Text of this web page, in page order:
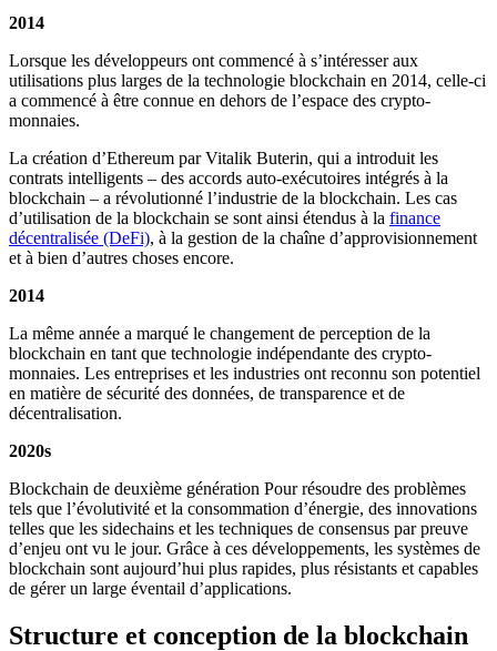
2014
Lorsque les développeurs ont commencé à s’intéresser aux
utilisations plus larges de la technologie blockchain en 2014, celle-ci
a commencé à être connue en dehors de l’espace des crypto-
monnaies.
La création d’Ethereum par Vitalik Buterin, qui a introduit les
contrats intelligents – des accords auto-exécutoires intégrés à la
blockchain – a révolutionné l’industrie de la blockchain. Les cas
d’utilisation de la blockchain se sont ainsi étendus à la finance
décentralisée (DeFi), à la gestion de la chaîne d’approvisionnement
et à bien d’autres choses encore.
2014
La même année a marqué le changement de perception de la
blockchain en tant que technologie indépendante des crypto-
monnaies. Les entreprises et les industries ont reconnu son potentiel
en matière de sécurité des données, de transparence et de
décentralisation.
2020s
Blockchain de deuxième génération Pour résoudre des problèmes
tels que l’évolutivité et la consommation d’énergie, des innovations
telles que les sidechains et les techniques de consensus par preuve
d’enjeu ont vu le jour. Grâce à ces développements, les systèmes de
blockchain sont aujourd’hui plus rapides, plus résistants et capables
de gérer un large éventail d’applications.
Structure et conception de la blockchain